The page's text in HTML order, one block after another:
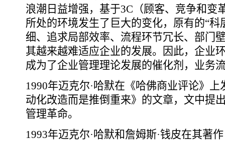
浪潮日益增强，基于3C（顾客、竞争和变
所处的环境发生了巨大的变化，原有的“
细、追求局部效率、流程环节冗长、部门
其越来越难适应企业的发展。因此，企业
成为了企业管理理论发展的催化剂，业务
1990年迈克尔·哈默在《哈佛商业评论》
动化改造而是推倒重来》的文章，文中提
管理革命。
1993年迈克尔·哈默和詹姆斯·钱皮在其著